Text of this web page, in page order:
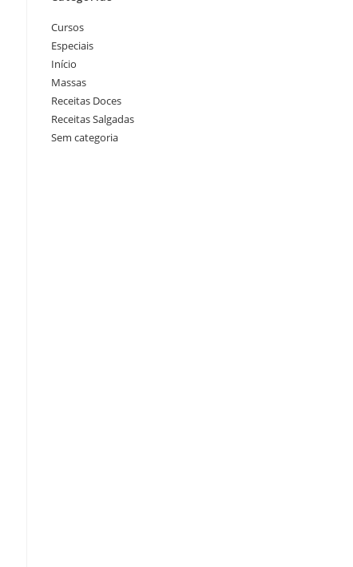
Cursos
Especiais
Início
Massas
Receitas Doces
Receitas Salgadas
Sem categoria